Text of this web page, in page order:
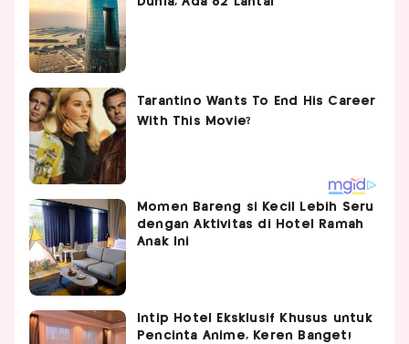
Momen Bareng si Kecil Lebih Seru
dengan Aktivitas di Hotel Ramah
Anak Ini
Intip Hotel Eksklusif Khusus untuk
Pencinta Anime, Keren Banget!